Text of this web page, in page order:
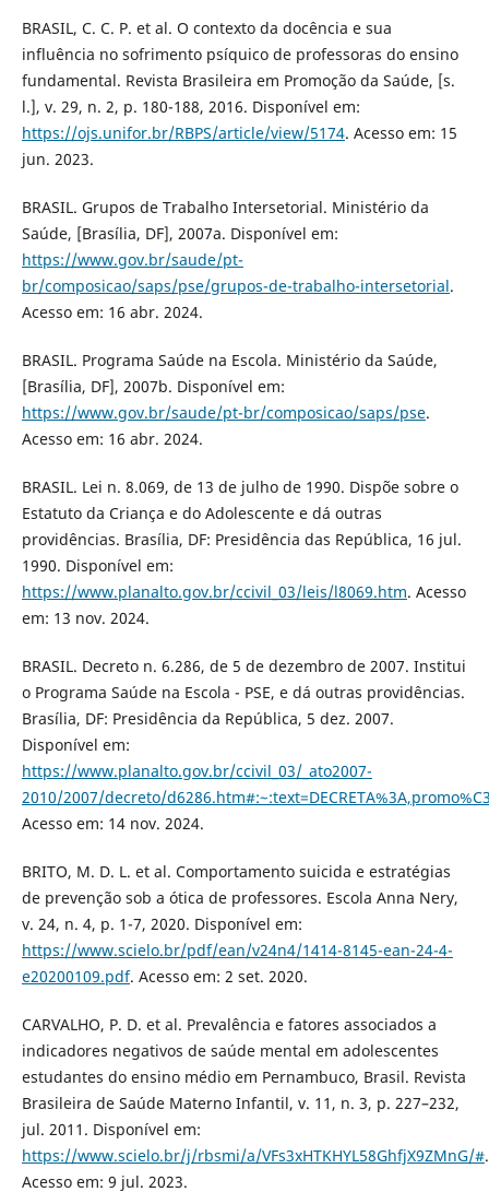
BRASIL, C. C. P. et al. O contexto da docência e sua
influência no sofrimento psíquico de professoras do ensino
fundamental. Revista Brasileira em Promoção da Saúde, [s.
l.], v. 29, n. 2, p. 180-188, 2016. Disponível em:
https://ojs.unifor.br/RBPS/article/view/5174. Acesso em: 15
jun. 2023.
BRASIL. Grupos de Trabalho Intersetorial. Ministério da
Saúde, [Brasília, DF], 2007a. Disponível em:
https://www.gov.br/saude/pt-
br/composicao/saps/pse/grupos-de-trabalho-intersetorial.
Acesso em: 16 abr. 2024.
BRASIL. Programa Saúde na Escola. Ministério da Saúde,
[Brasília, DF], 2007b. Disponível em:
https://www.gov.br/saude/pt-br/composicao/saps/pse.
Acesso em: 16 abr. 2024.
BRASIL. Lei n. 8.069, de 13 de julho de 1990. Dispõe sobre o
Estatuto da Criança e do Adolescente e dá outras
providências. Brasília, DF: Presidência das República, 16 jul.
1990. Disponível em:
https://www.planalto.gov.br/ccivil_03/leis/l8069.htm. Acesso
em: 13 nov. 2024.
BRASIL. Decreto n. 6.286, de 5 de dezembro de 2007. Institui
o Programa Saúde na Escola - PSE, e dá outras providências.
Brasília, DF: Presidência da República, 5 dez. 2007.
Disponível em:
https://www.planalto.gov.br/ccivil_03/_ato2007-
2010/2007/decreto/
Acesso em: 14 nov. 2024.
BRITO, M. D. L. et al. Comportamento suicida e estratégias
de prevenção sob a ótica de professores. Escola Anna Nery,
v. 24, n. 4, p. 1-7, 2020. Disponível em:
https://www.scielo.br/pdf/ean/v24n4/1414-8145-ean-24-4-
e20200109.pdf. Acesso em: 2 set. 2020.
CARVALHO, P. D. et al. Prevalência e fatores associados a
indicadores negativos de saúde mental em adolescentes
estudantes do ensino médio em Pernambuco, Brasil. Revista
Brasileira de Saúde Materno Infantil, v. 11, n. 3, p. 227–232,
jul. 2011. Disponível em:
https://www.scielo.br/j/rbsmi/a/VFs3xHTKHYL58GhfjX9ZMnG/#.
Acesso em: 9 jul. 2023.